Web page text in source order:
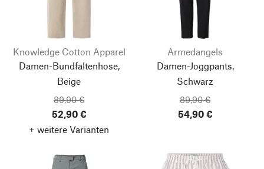
Knowledge Cotton Apparel
Damen-Bundfaltenhose,
Beige
89,90 €
52,90 €
+ weitere Varianten
Armedangels
Damen-Joggpants,
Schwarz
89,90 €
54,90 €